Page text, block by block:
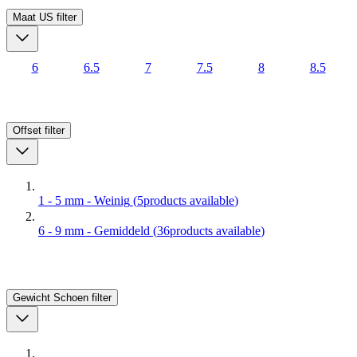
Maat US filter
6 6.5 7 7.5 8 8.5
Offset filter
1 - 5 mm - Weinig (5products available)
6 - 9 mm - Gemiddeld (36products available)
Gewicht Schoen filter